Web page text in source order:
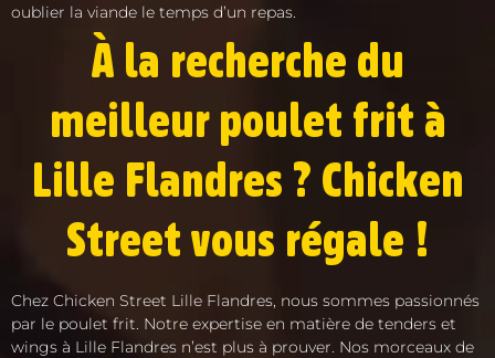
oublier la viande le temps d’un repas.
À la recherche du
meilleur poulet frit à
Lille Flandres ? Chicken
Street vous régale !
Chez Chicken Street Lille Flandres, nous sommes passionnés
par le poulet frit. Notre expertise en matière de tenders et
wings à Lille Flandres n’est plus à prouver. Nos morceaux de